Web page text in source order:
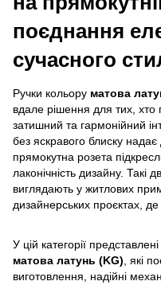
поєднання
сучасного
Ручки кольору матова
вдале рішення для тих, хто
затишний та гармонійний
без яскравого блиску
прямокутна розета
лаконічність дизайну. Такі
виглядають у житлових
дизайнерських проєктах,
У цій категорії
матова латунь (KG) , які
виготовлення, надійні